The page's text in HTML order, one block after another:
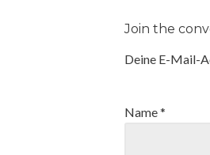
Join the
Deine E-Mail-
Name*